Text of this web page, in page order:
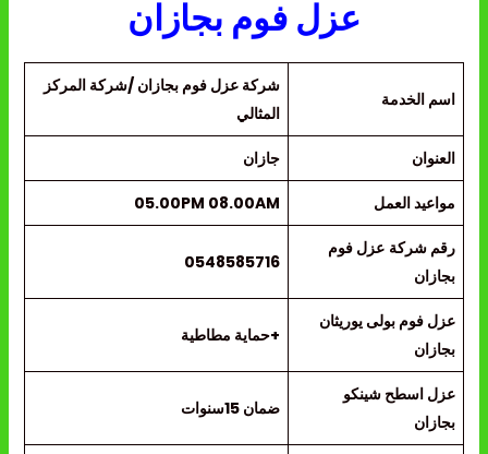
عزل فوم بجازان
اسم الخدمة
شركة عزل فوم بجازان /شركة المركز
المثالي
العنوان جازان
مواعيد العمل 05.00PM 08.00AM
رقم شركة عزل فوم
بجازان
0548585716
عزل فوم بولى يوريثان
بجازان
+حماية مطاطية
عزل اسطح شينكو
بجازان
ضمان 15سنوات